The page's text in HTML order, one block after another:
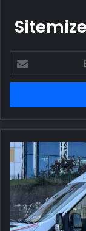
posta
adresinizi
Ambulanslarda
yeni
dönem!
Rengi
ismi
sil